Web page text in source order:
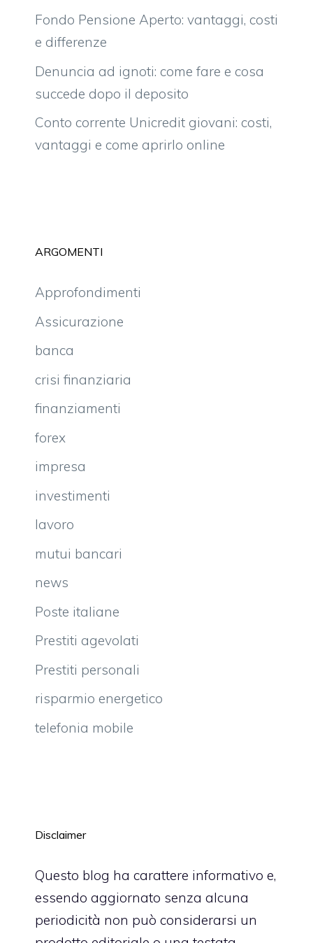
Fondo Pensione Aperto: vantaggi, costi
e differenze
Denuncia ad ignoti: come fare e cosa
succede dopo il deposito
Conto corrente Unicredit giovani: costi,
vantaggi e come aprirlo online
ARGOMENTI
Approfondimenti
Assicurazione
banca
crisi finanziaria
finanziamenti
forex
impresa
investimenti
lavoro
mutui bancari
news
Poste italiane
Prestiti agevolati
Prestiti personali
risparmio energetico
telefonia mobile
Disclaimer
Questo blog ha carattere informativo e,
essendo aggiornato senza alcuna
periodicità non può considerarsi un